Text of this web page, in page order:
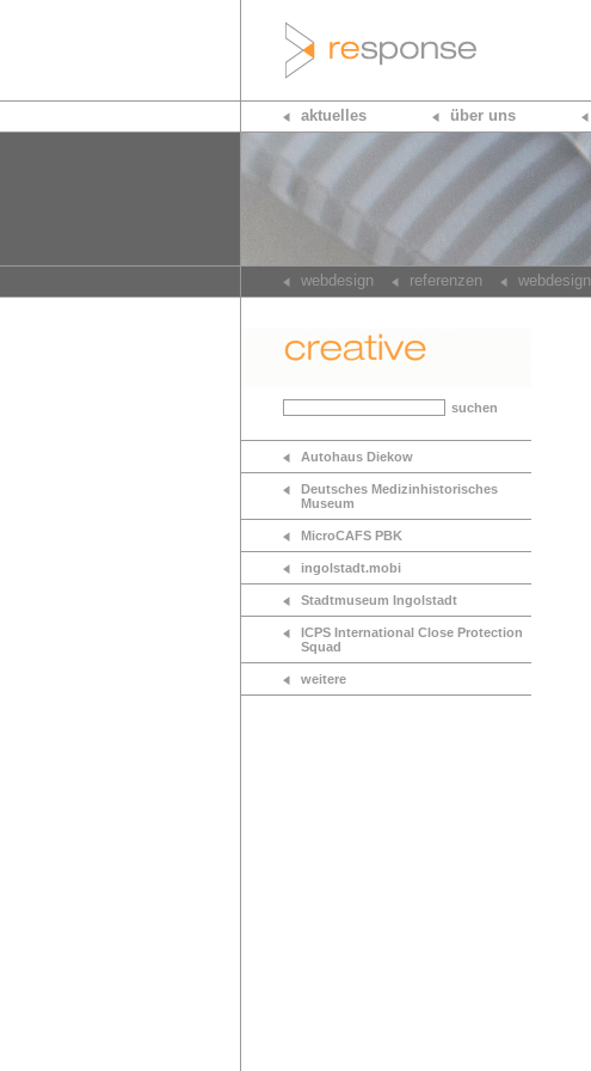
aktuelles über uns
webdesign referenzen webdesign
suchen
Autohaus Diekow
Deutsches Medizinhistorisches
Museum
MicroCAFS PBK
ingolstadt.mobi
Stadtmuseum Ingolstadt
ICPS International Close Protection
Squad
weitere